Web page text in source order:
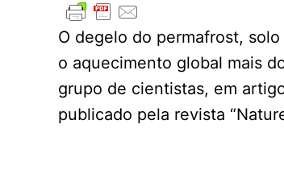
O degelo do permafrost,
o aquecimento global mais
grupo de cientistas, em
publicado pela revista